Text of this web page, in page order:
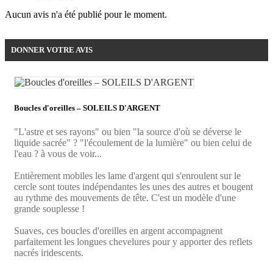
Aucun avis n'a été publié pour le moment.
DONNER VOTRE AVIS
Boucles d'oreilles – SOLEILS D'ARGENT
"L'astre et ses rayons" ou bien "la source d'où se déverse le
liquide sacrée" ? "l'écoulement de la lumière" ou bien celui de
l'eau ? à vous de voir...
Entièrement mobiles les lame d'argent qui s'enroulent sur le
cercle sont toutes indépendantes les unes des autres et bougent
au rythme des mouvements de tête. C'est un modèle d'une
grande souplesse !
Suaves, ces boucles d'oreilles en argent accompagnent
parfaitement les longues chevelures pour y apporter des reflets
nacrés iridescents.